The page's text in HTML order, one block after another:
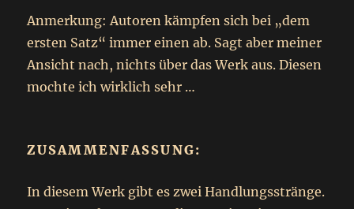
Anmerkung: Autoren kämpfen sich bei „dem
ersten Satz“ immer einen ab. Sagt aber meiner
Ansicht nach, nichts über das Werk aus. Diesen
mochte ich wirklich sehr …
ZUSAMMENFASSUNG:
In diesem Werk gibt es zwei Handlungsstränge.